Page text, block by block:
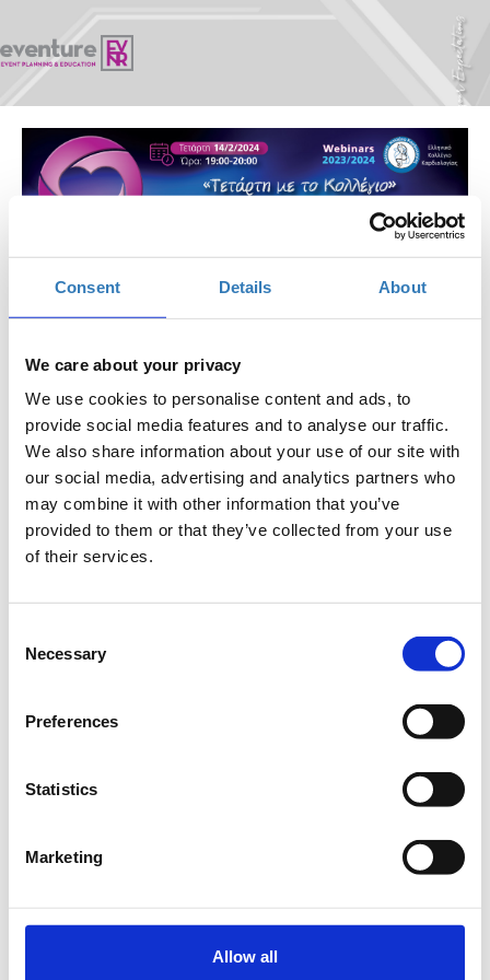
Consent Details About
We care about your privacy
We use cookies to personalise content and ads, to
provide social media features and to analyse our traffic.
We also share information about your use of our site with
our social media, advertising and analytics partners who
may combine it with other information that you’ve
provided to them or that they’ve collected from your use
of their services.
Selection
Necessary
Preferences
Statistics
Marketing
Allow all
ανεπάρκεια: Νέοι θεραπευτικοί αλγόριθμοι |
14/2/2024 | 19:00 - 20:00
Πότε;
Τετάρτη, 14 Φεβρουαρίου 2024
Προσθήκη στο ημερολόγιό σας
ΠΑΡΑΚΟΛΟΥΘΗΣΗ
Οργάνωση - Γραμματεία:
ΠΟΛΙΤΙΣΤΙΚΩΝ ΕΚΔΗΛΩΣΕΩΝ
Α.Φ.Μ.: 801418846, Δ.Ο.Υ. : Ν. ΙΩΝΙΑΣ